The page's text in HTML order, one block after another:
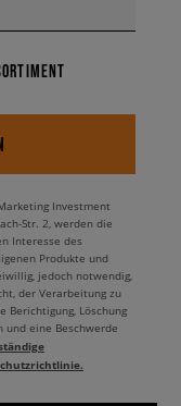
Investment
Str. 2, werden die
Interesse des
Produkte und
jedoch notwendig,
der Verarbeitung zu
Berichtigung, Löschung
und eine Beschwerde